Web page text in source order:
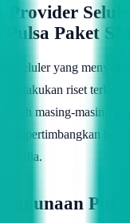
Paket
seluler yang
melakukan riset
oleh masing-masing